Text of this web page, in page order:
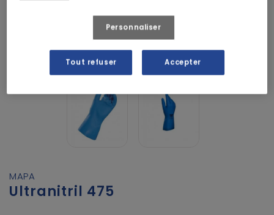
MAPA
Ultranitril 475
Personnaliser
Tout refuser Accepter